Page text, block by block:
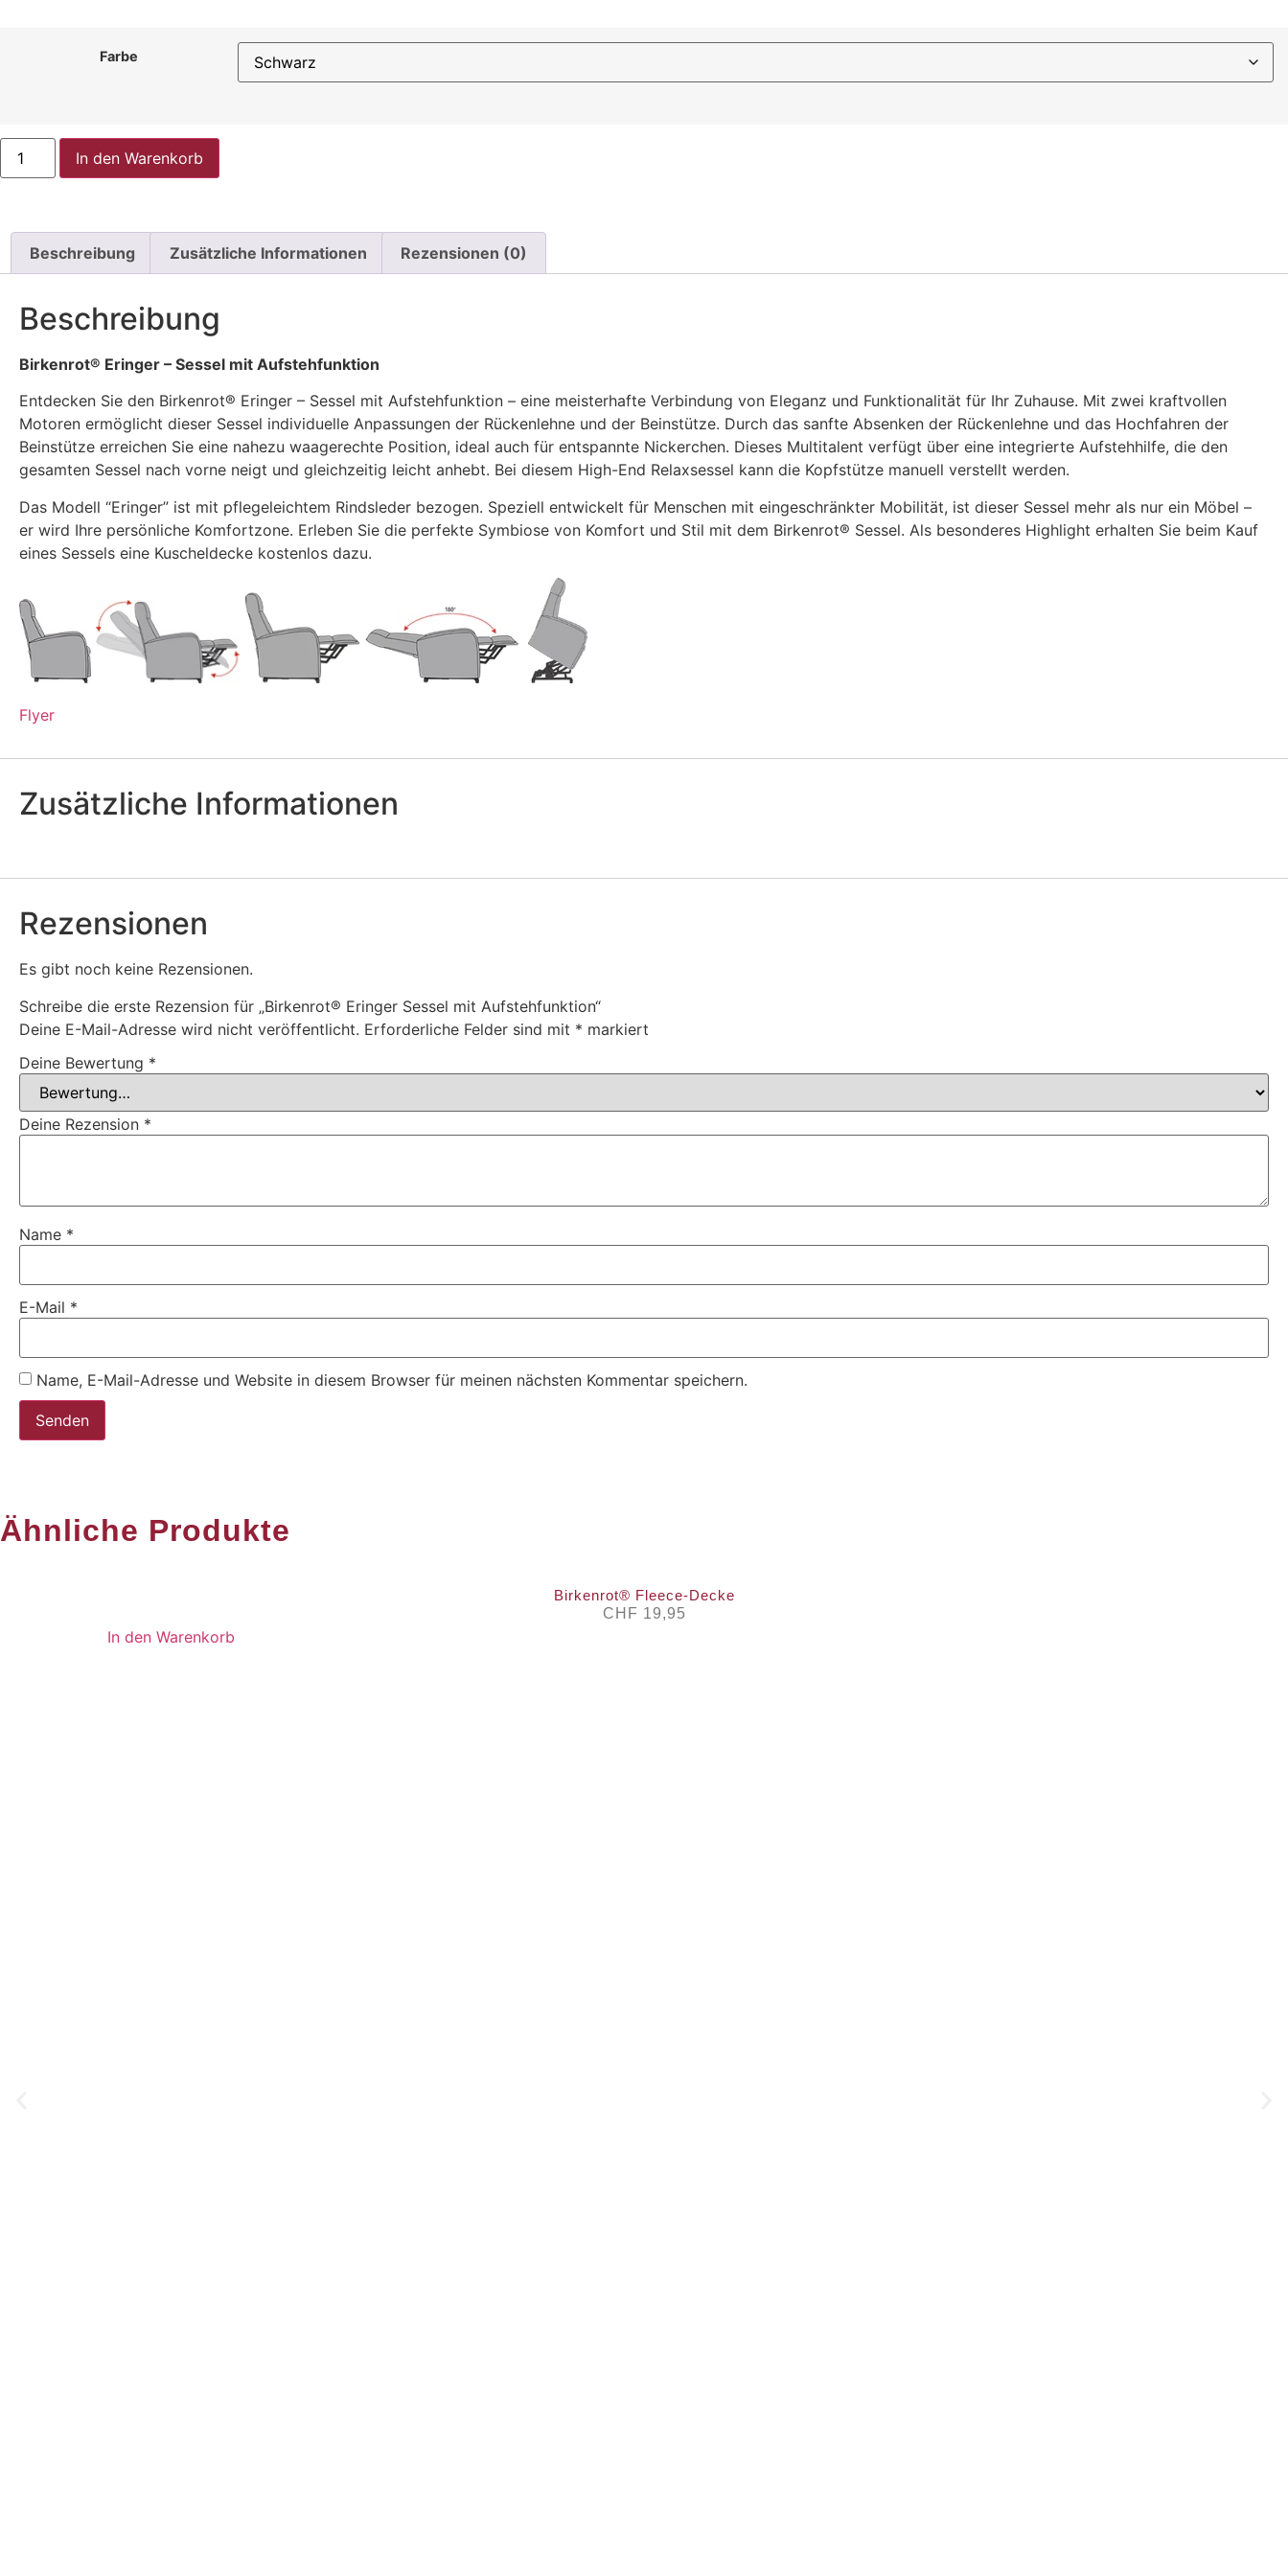
Farbe
In den Warenkorb
Beschreibung Zusätzliche Informationen Rezensionen (0)
Beschreibung
Birkenrot® Eringer – Sessel mit Aufstehfunktion
Entdecken Sie den Birkenrot® Eringer – Sessel mit Aufstehfunktion – eine meisterhafte Verbindung von Eleganz und Funktionalität für Ihr Zuhause. Mit zwei kraftvollen
Motoren ermöglicht dieser Sessel individuelle Anpassungen der Rückenlehne und der Beinstütze. Durch das sanfte Absenken der Rückenlehne und das Hochfahren der
Beinstütze erreichen Sie eine nahezu waagerechte Position, ideal auch für entspannte Nickerchen. Dieses Multitalent verfügt über eine integrierte Aufstehhilfe, die den
gesamten Sessel nach vorne neigt und gleichzeitig leicht anhebt. Bei diesem High-End Relaxsessel kann die Kopfstütze manuell verstellt werden.
Das Modell “Eringer” ist mit pflegeleichtem Rindsleder bezogen. Speziell entwickelt für Menschen mit eingeschränkter Mobilität, ist dieser Sessel mehr als nur ein Möbel –
er wird Ihre persönliche Komfortzone. Erleben Sie die perfekte Symbiose von Komfort und Stil mit dem Birkenrot® Sessel. Als besonderes Highlight erhalten Sie beim Kauf
eines Sessels eine Kuscheldecke kostenlos dazu.
Flyer
Zusätzliche Informationen
Rezensionen
Es gibt noch keine Rezensionen.
Schreibe die erste Rezension für „​Birkenrot® Eringer Sessel mit Aufstehfunktion“
Deine E-Mail-Adresse wird nicht veröffentlicht. Erforderliche Felder sind mit * markiert
Deine Bewertung *
Deine Rezension *
Name *
E-Mail *
Name, E-Mail-Adresse und Website in diesem Browser für meinen nächsten Kommentar speichern.
Ähnliche Produkte
Birkenrot® Fleece-Decke
CHF 19,95
In den Warenkorb